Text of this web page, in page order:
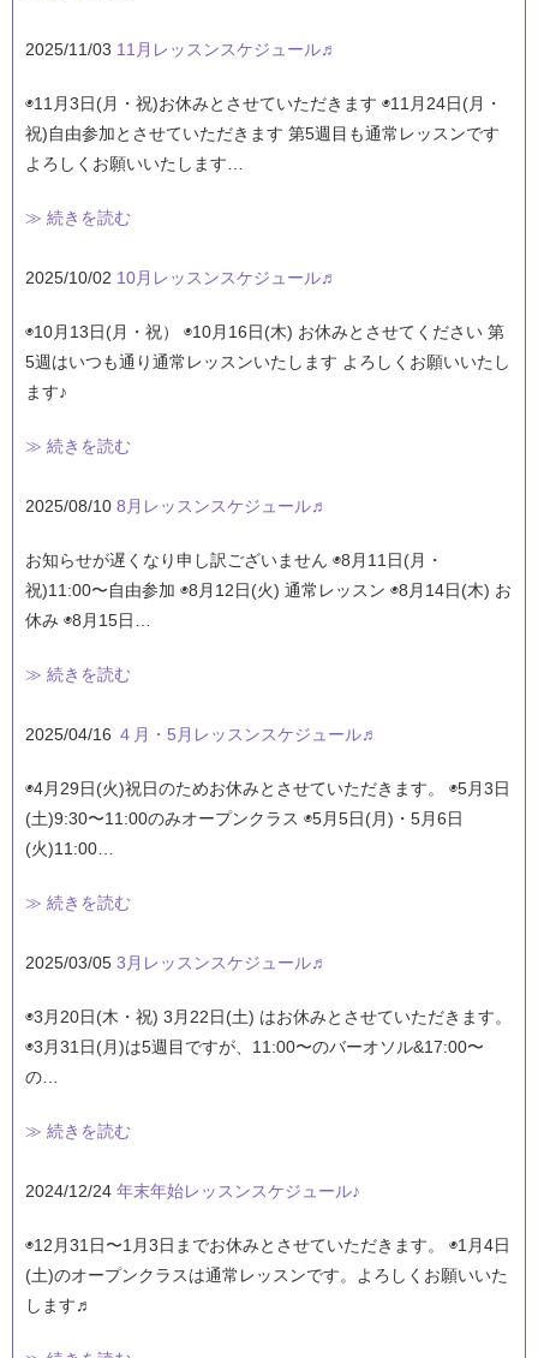
2025/11/03 11月レッスンスケジュール♬
◉11月3日(月・祝)お休みとさせていただきます ◉11月24日(月・
祝)自由参加とさせていただきます 第5週目も通常レッスンです
よろしくお願いいたします…
≫ 続きを読む
2025/10/02 10月レッスンスケジュール♬
◉10月13日(月・祝） ◉10月16日(木) お休みとさせてください 第
5週はいつも通り通常レッスンいたします よろしくお願いいたし
ます♪
≫ 続きを読む
2025/08/10 8月レッスンスケジュール♬
お知らせが遅くなり申し訳ございません ◉8月11日(月・
祝)11:00〜自由参加 ◉8月12日(火) 通常レッスン ◉8月14日(木) お
休み ◉8月15日…
≫ 続きを読む
2025/04/16 ４月・5月レッスンスケジュール♬
◉4月29日(火)祝日のためお休みとさせていただきます。 ◉5月3日
(土)9:30〜11:00のみオープンクラス ◉5月5日(月)・5月6日
(火)11:00…
≫ 続きを読む
2025/03/05 3月レッスンスケジュール♬
◉3月20日(木・祝) 3月22日(土) はお休みとさせていただきます。
◉3月31日(月)は5週目ですが、11:00〜のバーオソル&17:00〜
の…
≫ 続きを読む
2024/12/24 年末年始レッスンスケジュール♪
◉12月31日〜1月3日までお休みとさせていただきます。 ◉1月4日
(土)のオープンクラスは通常レッスンです。よろしくお願いいた
します♬